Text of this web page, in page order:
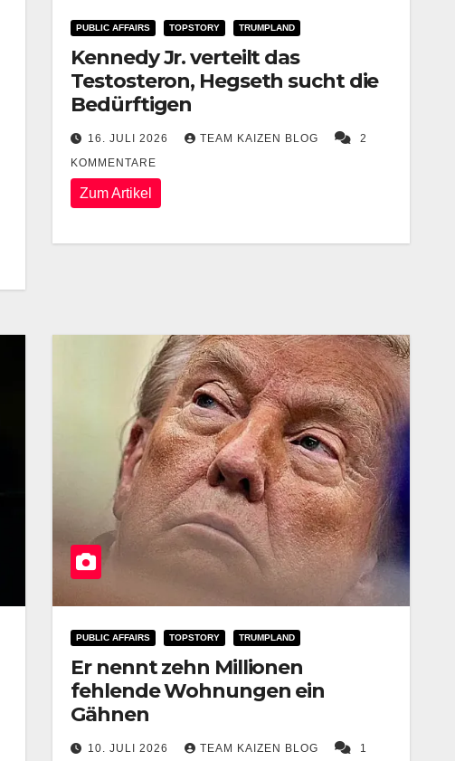
PUBLIC AFFAIRS TOPSTORY TRUMPLAND
Kennedy Jr. verteilt das
Testosteron, Hegseth sucht die
Bedürftigen
16. JULI 2026 TEAM KAIZEN BLOG
2
KOMMENTARE
Zum Artikel
PUBLIC AFFAIRS TOPSTORY TRUMPLAND
Er nennt zehn Millionen
fehlende Wohnungen ein
Gähnen
10. JULI 2026 TEAM KAIZEN BLOG 1